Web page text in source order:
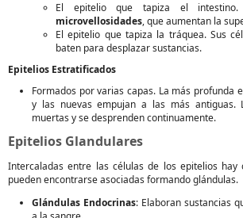
El epitelio que tapiza el intestino.
microvellosidades, que aumentan la
El epitelio que tapiza la tráquea. Sus
baten para desplazar sustancias.
Epitelios Estratificados
Formados por varias capas. La más profunda
y las nuevas empujan a las más antiguas.
muertas y se desprenden continuamente.
Epitelios Glandulares
Intercaladas entre las células de los epitelios hay
pueden encontrarse asociadas formando glándulas.
Glándulas Endocrinas: Elaboran sustancias